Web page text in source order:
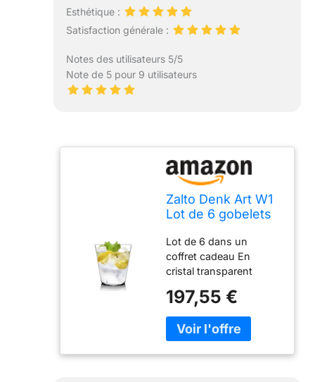
Esthétique :
Satisfaction générale :
Notes des utilisateurs 5/5
Note de 5 pour 9 utilisateurs
Zalto Denk Art W1
Lot de 6 gobelets
transparent
Lot de 6 dans un
coffret cadeau En
cristal transparent
Capacité : environ 380
ml hauteur 9,8 cm
Diamètre : 9 cm
197,55 €